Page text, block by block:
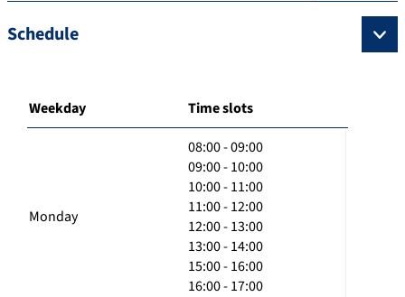
Schedule
Weekday Time slots
Monday
08:00 - 09:00
09:00 - 10:00
10:00 - 11:00
11:00 - 12:00
12:00 - 13:00
13:00 - 14:00
15:00 - 16:00
16:00 - 17:00